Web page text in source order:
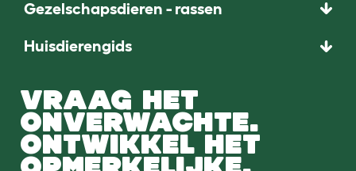
Gezelschapsdieren - rassen
Huisdierengids
VRAAG HET
ONVERWACHTE.
ONTWIKKEL HET